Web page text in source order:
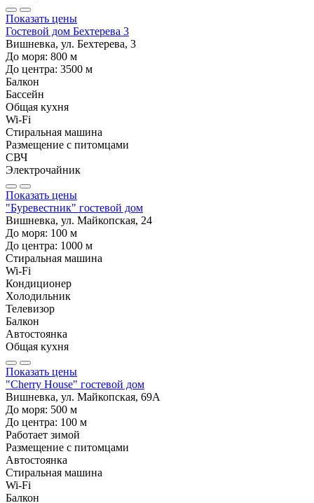
Показать цены
Гостевой дом Бехтерева 3
Вишневка, ул. Бехтерева, 3
До моря: 800 м
До центра: 3500 м
Балкон
Бассейн
Общая кухня
Wi-Fi
Стиральная машина
Размещение с питомцами
СВЧ
Электрочайник
Показать цены
"Буревестник" гостевой дом
Вишневка, ул. Майкопская, 24
До моря: 100 м
До центра: 1000 м
Стиральная машина
Wi-Fi
Кондиционер
Холодильник
Телевизор
Балкон
Автостоянка
Общая кухня
Показать цены
"Cherry House" гостевой дом
Вишневка, ул. Майкопская, 69А
До моря: 500 м
До центра: 100 м
Работает зимой
Размещение с питомцами
Автостоянка
Стиральная машина
Wi-Fi
Балкон